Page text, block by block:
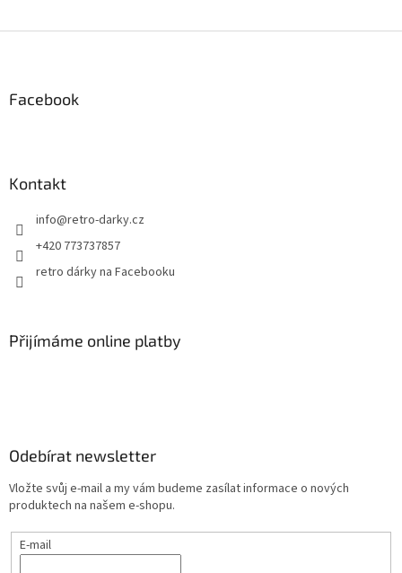
Facebook
Kontakt
info@retro-darky.cz
+420 773737857
retro dárky na Facebooku
Přijímáme online platby
Odebírat newsletter
Vložte svůj e-mail a my vám budeme zasílat informace o nových
produktech na našem e-shopu.
E-mail